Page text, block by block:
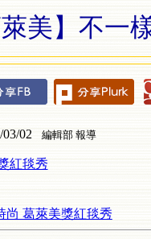
萊美】不一
03/02 編輯部 報導
紅毯秀
尚 葛萊美獎紅毯秀